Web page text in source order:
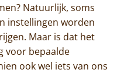
Natuurlijk, soms
instellingen worden
Maar is dat het
voor bepaalde
ook wel iets van ons